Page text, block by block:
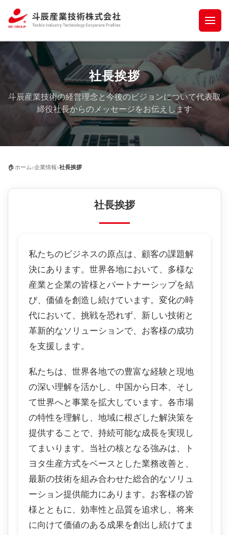
社長挨拶
斗辰産業技術の経営理念と今後のビジョンについて代表取
締役社長からのメッセージをお伝えします
🏠 ホーム›企業情報›社長挨拶
社長挨拶
私たちのビジネスの原点は、顧客の課題解
決にあります。世界各地において、多様な
産業と企業の皆様とパートナーシップを結
び、価値を創造し続けています。変化の時
代において、挑戦を恐れず、新しい技術と
革新的なソリューションで、お客様の成功
を支援します。
私たちは、世界各地での豊富な経験と現地
の深い理解を活かし、中国から日本、そし
て世界へと事業を拡大しています。各市場
の特性を理解し、地域に根ざした解決策を
提供することで、持続可能な成長を実現し
てまいります。当社の核となる強みは、ト
ヨタ生産方式をベースとした業務改善と、
最新の技術を組み合わせた総合的なソリュ
ーション提供能力にあります。お客様の皆
様とともに、効率性と品質を追求し、将来
に向けて価値のある成果を創出し続けてま